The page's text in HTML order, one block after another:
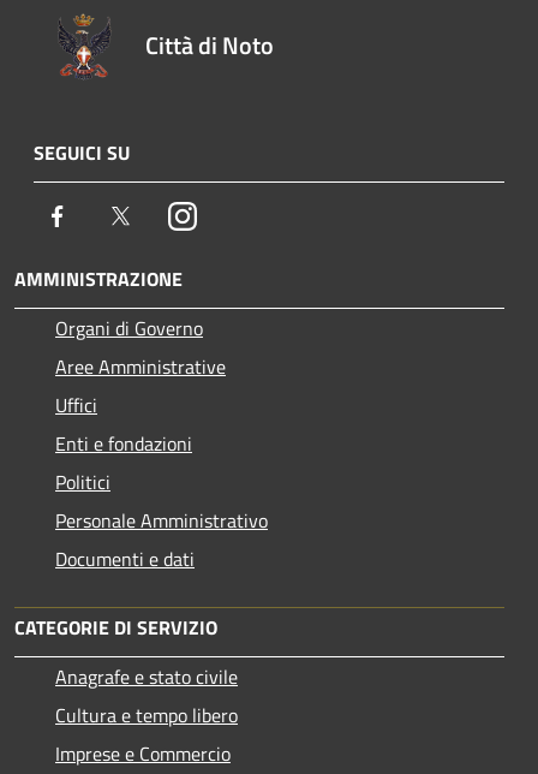
Città di Noto
SEGUICI SU
Facebook TwitterInstagram
AMMINISTRAZIONE
Organi di Governo
Aree Amministrative
Uffici
Enti e fondazioni
Politici
Personale Amministrativo
Documenti e dati
CATEGORIE DI SERVIZIO
Anagrafe e stato civile
Cultura e tempo libero
Imprese e Commercio